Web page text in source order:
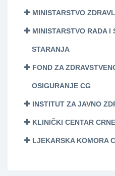
MINISTARSTVO
MINISTARSTVO RADA I
STARANJA
FOND ZA
OSIGURANJE CG
INSTITUT ZA JAVNO
KLINIČKI CENTAR
LJEKARSKA KOMORA